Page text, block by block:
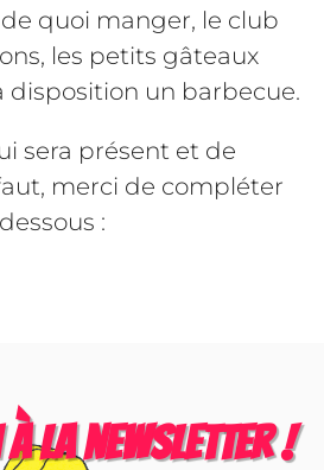
quoi manger, le club
les petits gâteaux
un barbecue.
sera présent et de
merci de compléter
:
à la newsletter !